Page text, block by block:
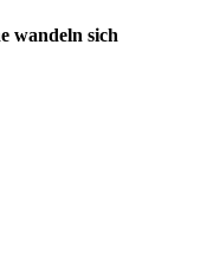
wandeln sich